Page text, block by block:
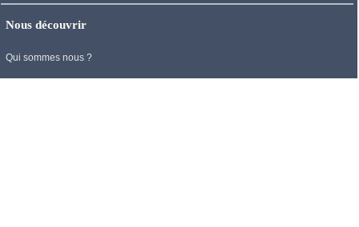
Nous découvrir
Qui sommes nous ?